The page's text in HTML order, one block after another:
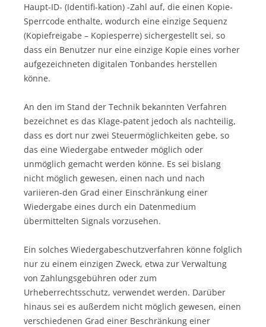
Haupt-ID- (Identifi-kation) -Zahl auf, die einen Kopie-
Sperrcode enthalte, wodurch eine einzige Sequenz
(Kopiefreigabe – Kopiesperre) sichergestellt sei, so
dass ein Benutzer nur eine einzige Kopie eines vorher
aufgezeichneten digitalen Tonbandes herstellen
könne.
An den im Stand der Technik bekannten Verfahren
bezeichnet es das Klage-patent jedoch als nachteilig,
dass es dort nur zwei Steuermöglichkeiten gebe, so
das eine Wiedergabe entweder möglich oder
unmöglich gemacht werden könne. Es sei bislang
nicht möglich gewesen, einen nach und nach
variieren-den Grad einer Einschränkung einer
Wiedergabe eines durch ein Datenmedium
übermittelten Signals vorzusehen.
Ein solches Wiedergabeschutzverfahren könne folglich
nur zu einem einzigen Zweck, etwa zur Verwaltung
von Zahlungsgebühren oder zum
Urheberrechtsschutz, verwendet werden. Darüber
hinaus sei es außerdem nicht möglich gewesen, einen
verschiedenen Grad einer Beschränkung einer